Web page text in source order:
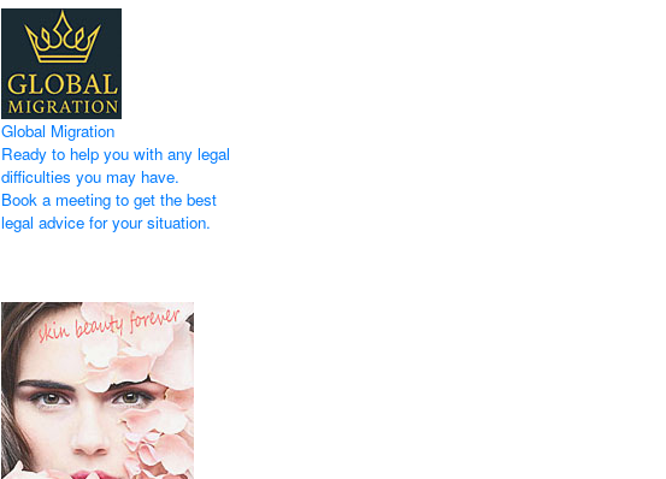
Global Migration
Ready to help you with any legal
difficulties you may have.
Book a meeting to get the best
legal advice for your situation.